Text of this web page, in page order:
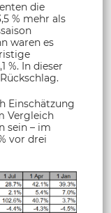
die
% mehr als
waren es
%. In dieser
Einschätzung
Vergleich
sein – im
vor drei